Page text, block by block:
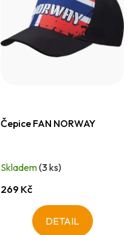
Čepice FAN NORWAY
Skladem(3 ks)
269 Kč
DETAIL